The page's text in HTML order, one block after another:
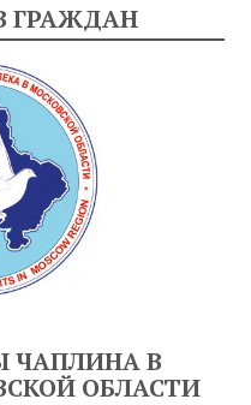
ГРАЖДАН
ЧАПЛИНА В
ОБЛАСТИ